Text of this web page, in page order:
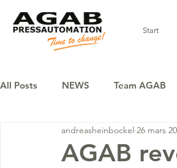
Start
All Posts NEWS Team AGAB
AGAB
andreasheinbockel 26 mars